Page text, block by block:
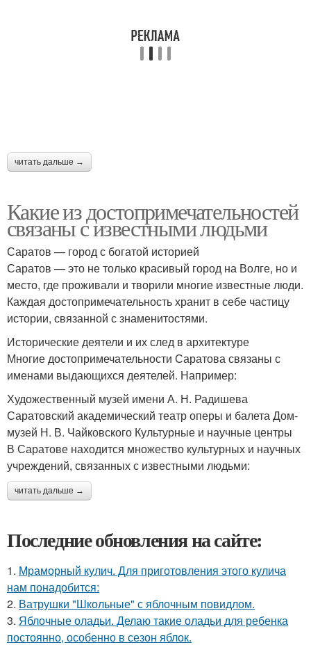
читать дальше →
Какие из достопримечательностей
связаны с известными людьми
Саратов — город с богатой историей
Саратов — это не только красивый город на Волге, но и
место, где проживали и творили многие известные люди.
Каждая достопримечательность хранит в себе частицу
истории, связанной с знаменитостями.
Исторические деятели и их след в архитектуре
Многие достопримечательности Саратова связаны с
именами выдающихся деятелей. Например:
Художественный музей имени А. Н. Радишева
Саратовский академический театр оперы и балета Дом-
музей Н. В. Чайковского Культурные и научные центры
В Саратове находится множество культурных и научных
учреждений, связанных с известными людьми:
читать дальше →
Последние обновления на сайте:
1. Мраморный кулич. Для приготовления этого кулича
нам понадобится:
2. Ватрушки "Школьные" с яблочным повидлом.
3. Яблочные оладьи. Делаю такие оладьи для ребенка
постоянно, особенно в сезон яблок.